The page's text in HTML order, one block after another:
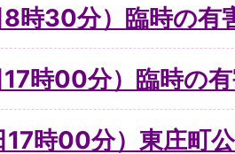
8時30分）臨時の
17時00分）臨時の
17時00分）東庄町